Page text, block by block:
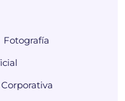
Fotografía